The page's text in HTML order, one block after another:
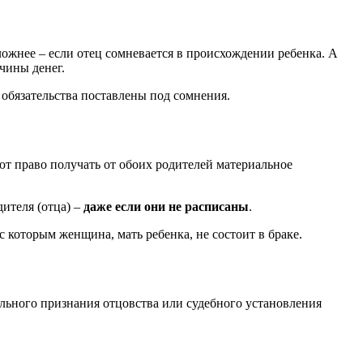
– если отец сомневается в происхождении ребенка. А
денег.
поставлены под сомнения.
получать от обоих родителей материальное
(отца) – даже если они не расписаны.
женщина, мать ребенка, не состоит в браке.
признания отцовства или судебного установления